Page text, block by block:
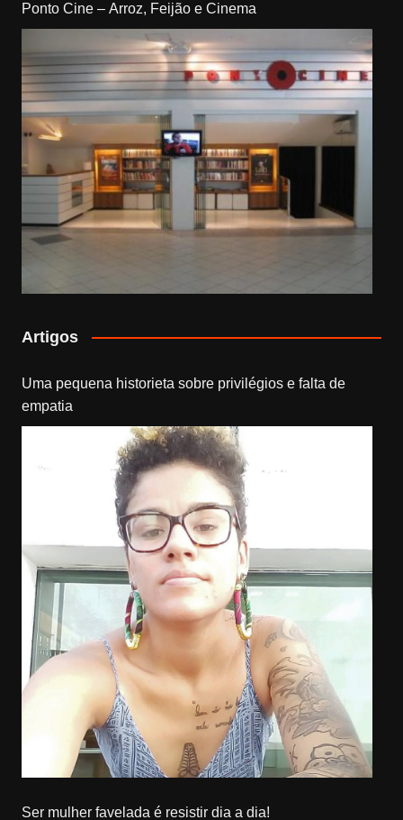
Ponto Cine – Arroz, Feijão e Cinema
Artigos
Uma pequena historieta sobre privilégios e falta de
empatia
Ser mulher favelada é resistir dia a dia!